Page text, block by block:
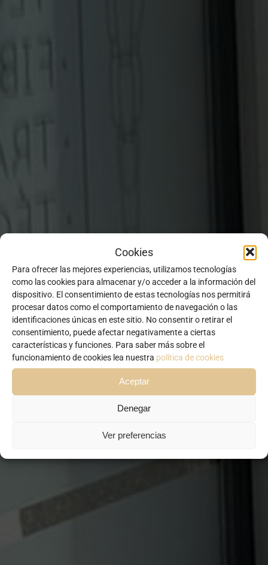
Cookies
Para ofrecer las mejores experiencias, utilizamos tecnologías
como las cookies para almacenar y/o acceder a la información del
dispositivo. El consentimiento de estas tecnologías nos permitirá
procesar datos como el comportamiento de navegación o las
identificaciones únicas en este sitio. No consentir o retirar el
consentimiento, puede afectar negativamente a ciertas
características y funciones. Para saber más sobre el
funcionamiento de cookies lea nuestra política de cookies
Aceptar
Denegar
Ver preferencias
BLOG